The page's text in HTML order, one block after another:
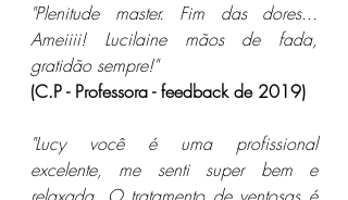
"Plenitude master. Fim das dores...
Ameiiii! Lucilaine mãos de fada,
gratidão sempre!"
(C.P - Professora - feedback de 2019)
"Lucy você é uma profissional
excelente, me senti super bem e